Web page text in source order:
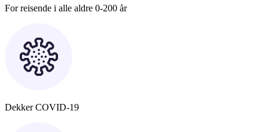
For reisende i alle aldre 0-200 år
Dekker COVID-19